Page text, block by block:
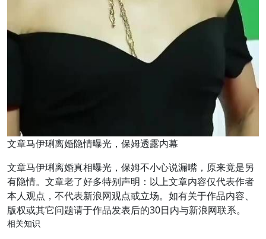
文章马伊琍离婚隐情曝光，保姆透露内幕
文章马伊琍离婚真相曝光，保姆不小心说漏嘴，原来竟是另
有隐情。文章老了好多特别声明：以上文章内容仅代表作者
本人观点，不代表新浪网观点或立场。如有关于作品内容、
版权或其它问题请于作品发表后的30日内与新浪网联系。
相关知识